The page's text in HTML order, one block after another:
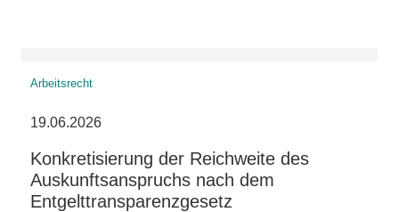
Arbeitsrecht
19.06.2026
Konkretisierung der Reichweite des
Auskunftsanspruchs nach dem
Entgelttransparenzgesetz